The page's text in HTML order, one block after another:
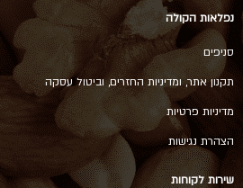
נפלאות הקולה
סניפים
תקנון אתר, ומדיניות החזרים, וביטול עסקה
מדיניות פרטיות
הצהרת נגישות
שירות לקוחות